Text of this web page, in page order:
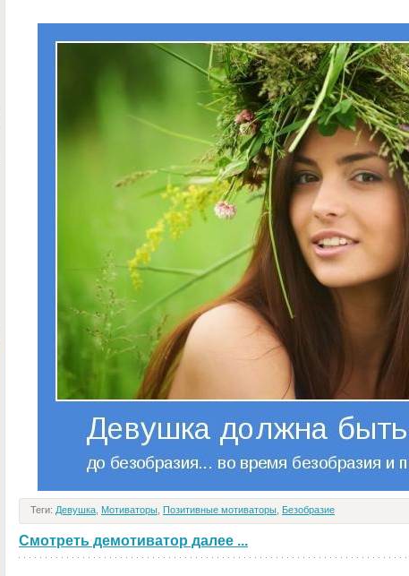
Теги: Девушка Мотиваторы Позитивные мотиваторы Безобразие
Смотреть демотиватор далее ...